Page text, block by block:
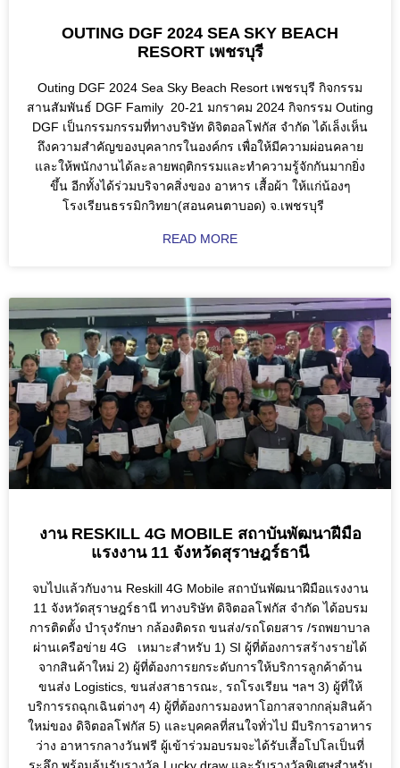
OUTING DGF 2024 SEA SKY BEACH
RESORT เพชรบุรี
Outing DGF 2024 Sea Sky Beach Resort เพชรบุรี กิจกรรม
สานสัมพันธ์ DGF Family 20-21 มกราคม 2024 กิจกรรม Outing
DGF เป็นกรรมกรรมที่ทางบริษัท ดิจิตอลโฟกัส จำกัด ได้เล็งเห็น
ถึงความสำคัญของบุคลากรในองค์กร เพื่อให้มีความผ่อนคลาย
และให้พนักงานได้ละลายพฤติกรรมและทำความรู้จักกันมากยิ่ง
ขึ้น อีกทั้งได้ร่วมบริจาคสิ่งของ อาหาร เสื้อผ้า ให้แก่น้องๆ
โรงเรียนธรรมิกวิทยา(สอนคนตาบอด) จ.เพชรบุรี
READ MORE
งาน RESKILL 4G MOBILE สถาบันพัฒนาฝีมือ
แรงงาน 11 จังหวัดสุราษฎร์ธานี
จบไปแล้วกับงาน Reskill 4G Mobile สถาบันพัฒนาฝีมือแรงงาน
11 จังหวัดสุราษฎร์ธานี ทางบริษัท ดิจิตอลโฟกัส จำกัด ได้อบรม
การติดตั้ง บำรุงรักษา กล้องติดรถ ขนส่ง/รถโดยสาร /รถพยาบาล
ผ่านเครือข่าย 4G เหมาะสำหรับ 1) SI ผู้ที่ต้องการสร้างรายได้
จากสินค้าใหม่ 2) ผู้ที่ต้องการยกระดับการให้บริการลูกค้าด้าน
ขนส่ง Logistics, ขนส่งสาธารณะ, รถโรงเรียน ฯลฯ 3) ผู้ที่ให้
บริการรถฉุกเฉินต่างๆ 4) ผู้ที่ต้องการมองหาโอกาสจากกลุ่มสินค้า
ใหม่ของ ดิจิตอลโฟกัส 5) และบุคคลที่สนใจทั่วไป มีบริการอาหาร
ว่าง อาหารกลางวันฟรี ผู้เข้าร่วมอบรมจะได้รับเสื้อโปโลเป็นที่